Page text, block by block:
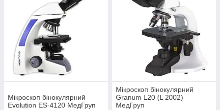
Мікроскоп бінокулярний
Evolution ES-4120 МедГруп
Мікроскоп бінокулярний
Granum L20 (L 2002)
МедГруп